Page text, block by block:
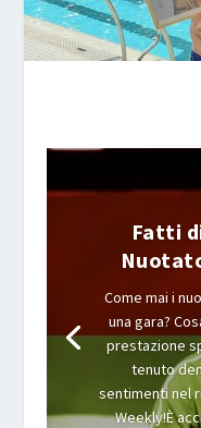
Fatti
Come mai i
una gara?
prestazione
tenuto
sentimenti nel
Weekly!È